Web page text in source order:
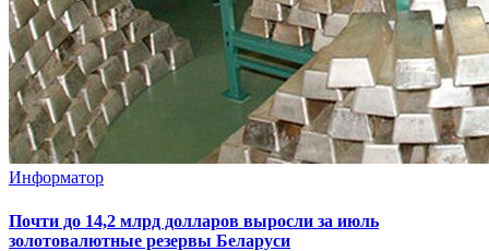
Информатор
Почти до 14,2 млрд долларов выросли за июль
золотовалютные резервы Беларуси